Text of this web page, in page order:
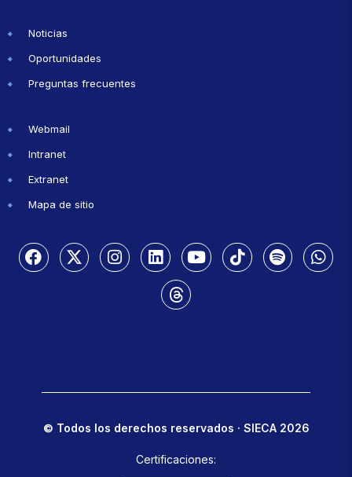
Noticias
Oportunidades
Preguntas frecuentes
Webmail
Intranet
Extranet
Mapa de sitio
© Todos los derechos reservados · SIECA 2026
Certificaciones: